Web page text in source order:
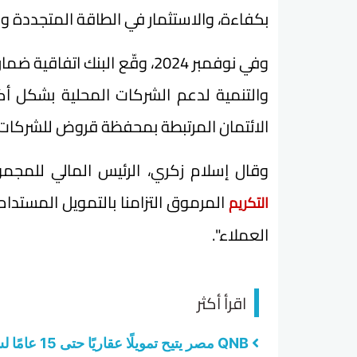
بكفاءة، والاستثمار في الطاقة المتجددة
وفي نوفمبر 2024، وقّع البنك
الائتمان المرتبطة بمحفظة قروض للشركات
وقال إسلام زكري، الرئيس المالي
التكريمالمرموق التزامنا بالتمويل
العملاء".
اقرأ أكثر